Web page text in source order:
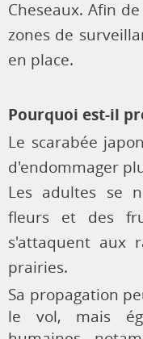
Cheseaux. Afin
zones de
en place.
Pourquoi est-il
Le scarabée
d'endommager p
Les adultes se
fleurs et des
s'attaquent aux
prairies.
Sa propagation
le vol, mais